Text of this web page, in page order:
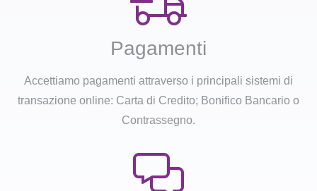
Pagamenti
Accettiamo pagamenti attraverso i principali sistemi di
transazione online: Carta di Credito; Bonifico Bancario o
Contrassegno.